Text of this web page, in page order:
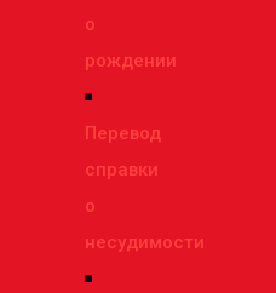
о
рождении
Перевод
справки
о
несудимости